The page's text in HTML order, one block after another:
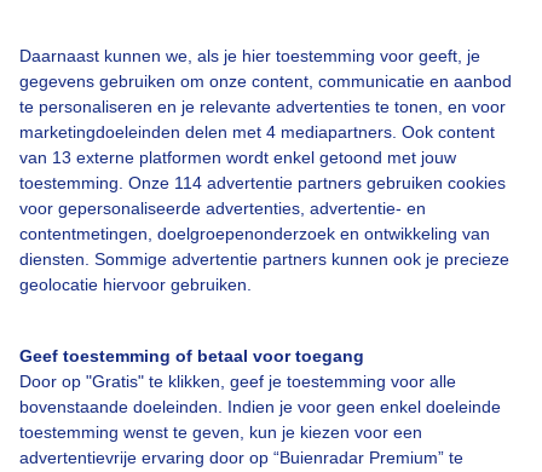
Daarnaast kunnen we, als je hier toestemming voor geeft, je
gegevens gebruiken om onze content, communicatie en aanbod
te personaliseren en je relevante advertenties te tonen, en voor
marketingdoeleinden delen met 4 mediapartners. Ook content
van 13 externe platformen wordt enkel getoond met jouw
toestemming. Onze 114 advertentie partners gebruiken cookies
voor gepersonaliseerde advertenties, advertentie- en
contentmetingen, doelgroepenonderzoek en ontwikkeling van
diensten. Sommige advertentie partners kunnen ook je precieze
geolocatie hiervoor gebruiken.
Geef toestemming of betaal voor toegang
Door op "Gratis" te klikken, geef je toestemming voor alle
bovenstaande doeleinden. Indien je voor geen enkel doeleinde
toestemming wenst te geven, kun je kiezen voor een
advertentievrije ervaring door op “Buienradar Premium” te
Een moment geduld aub...
Over Buienradar
Bedrijfsgegevens
Veelgestelde vragen
Contact